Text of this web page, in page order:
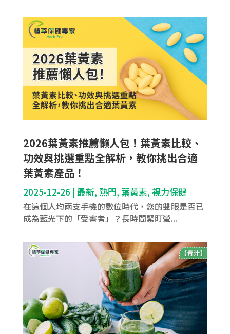
2026葉黃素推薦懶人包！葉黃素比較、
功效與挑選重點全解析，教你挑出合適
葉黃素產品！
2025-12-26 | 最新, 熱門, 葉黃素, 視力保健
在這個人均兩支手機的數位時代，您的雙眼是否已
成為藍光下的「受害者」？長時間緊盯螢...